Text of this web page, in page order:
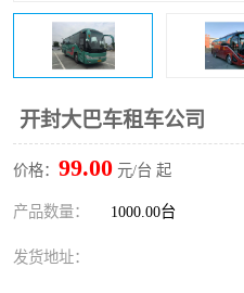
开封大巴车租车公司
价格： 99.00 元/台 起
产品数量： 1000.00台
发货地址：